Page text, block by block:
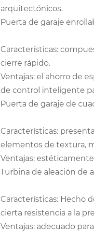
arquitectónicos.
Puerta de garaje
Características:
cierre rápido.
Ventajas: el ahorro de
de control inteligente
Puerta de garaje de
Características:
elementos de textura,
Ventajas:
Turbina de aleación de
Características: Hecho
cierta resistencia a la
Ventajas: adecuado